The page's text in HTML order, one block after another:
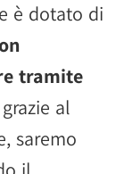
è dotato di
tramite
al
saremo